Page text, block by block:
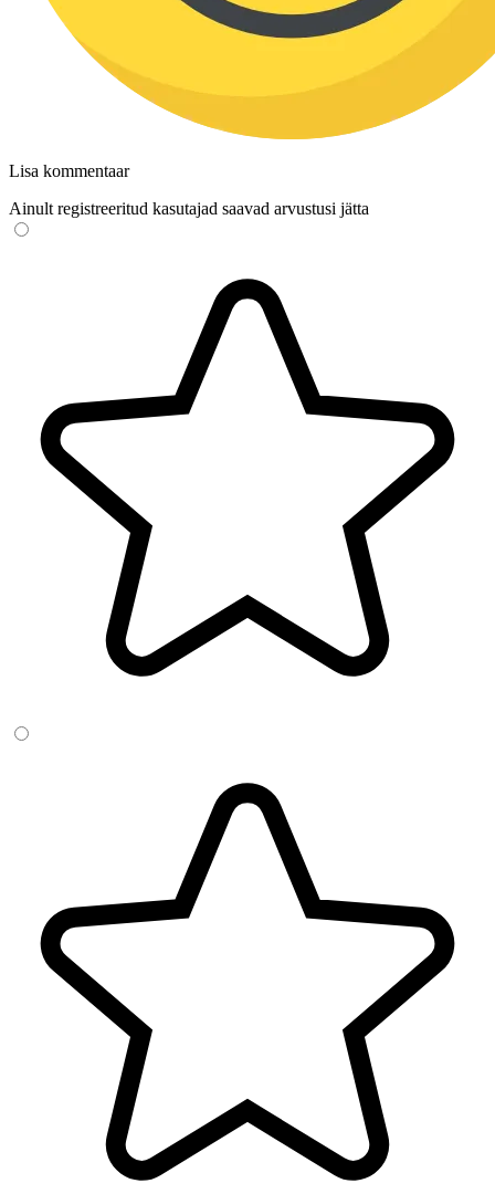
Lisa kommentaar
Ainult registreeritud kasutajad saavad arvustusi jätta